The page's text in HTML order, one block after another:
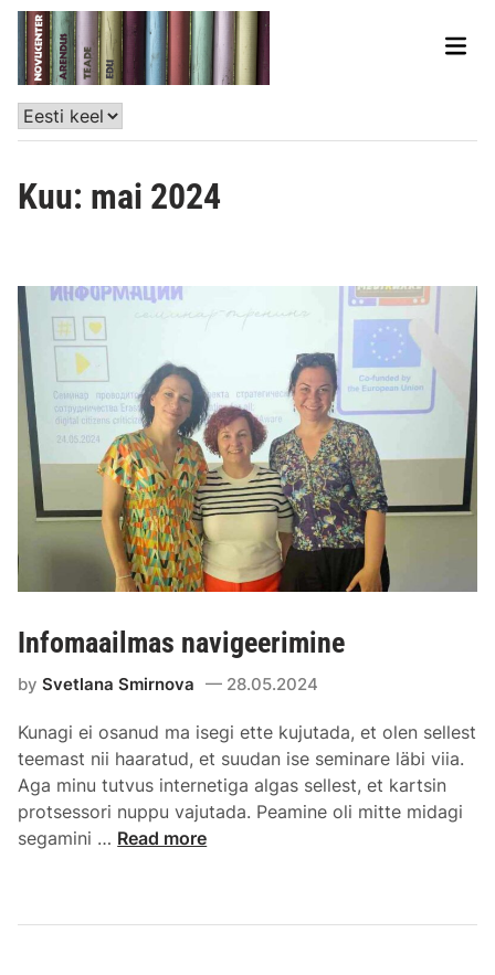
Kuu: mai 2024
Infomaailmas navigeerimine
bySvetlana Smirnova 28.05.2024
Kunagi ei osanud ma isegi ette kujutada, et olen sellest
teemast nii haaratud, et suudan ise seminare läbi viia.
Aga minu tutvus internetiga algas sellest, et kartsin
protsessori nuppu vajutada. Peamine oli mitte midagi
segamini … Read more